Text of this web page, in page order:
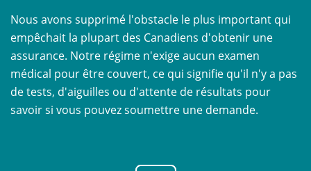
Nous avons supprimé l'obstacle le plus important qui
empêchait la plupart des Canadiens d'obtenir une
assurance. Notre régime n'exige aucun examen
médical pour être couvert, ce qui signifie qu'il n'y a pas
de tests, d'aiguilles ou d'attente de résultats pour
savoir si vous pouvez soumettre une demande.